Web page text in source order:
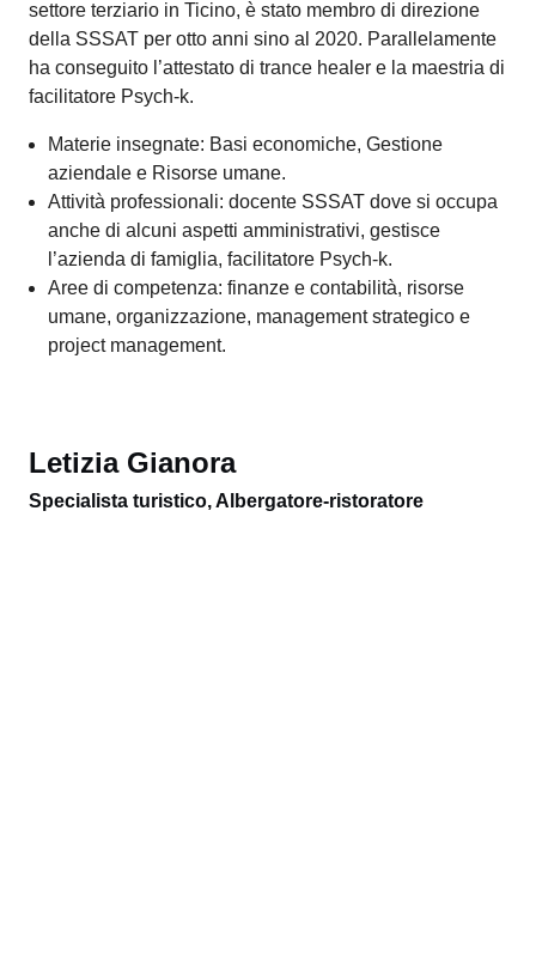
Nel 2012 è “Sommelier dell’anno in Svizzera” e nel
2013 “Maître d’Hôtel dell’anno in Svizzera”.
Materie insegnate: Business Etiquette, Servizio,
Attività professionali: Responsabile dei primi anni;
Relatore, coordinatore e capoperito ai corsi di
preparazione agli esami professionali federali di
Sommelier APF.
Aree di competenza: ristorazione fine dining,
sommellerie.